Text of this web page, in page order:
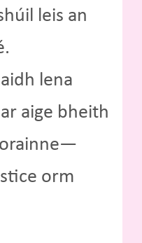
leis an
lena
aige bheith
orm